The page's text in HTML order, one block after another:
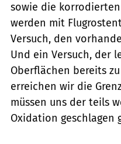
sowie die
werden mit
Versuch, den
Und ein Versuch, der
Oberflächen bereits
erreichen wir die
müssen uns der teils
Oxidation geschlagen